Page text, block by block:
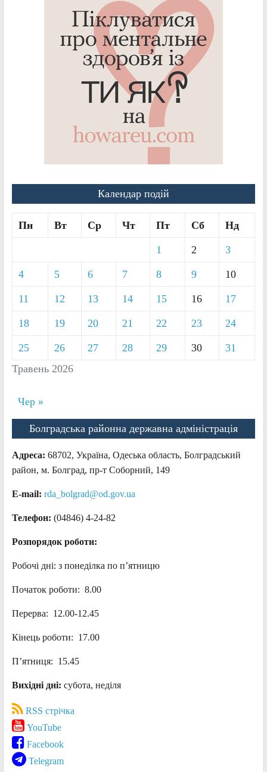
Календар подій
Травень 2026
Пн Вт Ср Чт Пт Сб Нд
1 2 3
4 5 6 7 8 9 10
11 12 13 14 15 16 17
18 19 20 21 22 23 24
25 26 27 28 29 30 31
Чер »
Болградська районна державна адміністрація
Адреса: 68702, Україна, Одеська область, Болградський
район, м. Болград, пр-т Соборний, 149
E-mail: rda_bolgrad@od.gov.ua
Телефон: (04846) 4-24-82
Розпорядок роботи:
Робочі дні: з понеділка по п’ятницю
Початок роботи: 8.00
Перерва: 12.00-12.45
Кінець роботи: 17.00
П’ятниця: 15.45
Вихідні дні: субота, неділя
RSS стрічка
YouTube
Facebook
Telegram